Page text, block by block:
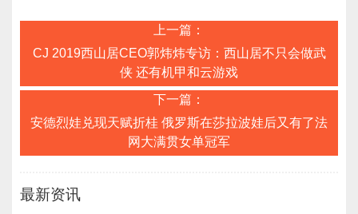
上一篇：
CJ 2019西山居CEO郭炜炜专访：西山居不只会做武
侠 还有机甲和云游戏
下一篇：
安德烈娃兑现天赋折桂 俄罗斯在莎拉波娃后又有了法
网大满贯女单冠军
最新资讯